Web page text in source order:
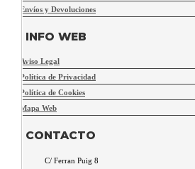
Envíos y Devoluciones
INFO WEB
Aviso Legal
Política de Privacidad
Política de Cookies
Mapa Web
CONTACTO
C/ Ferran Puig 8